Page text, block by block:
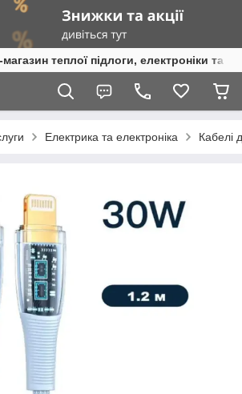
теплої підлоги, електроніки та
Електрика та електроніка Кабелі